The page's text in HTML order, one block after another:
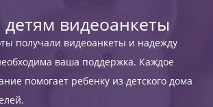
видеоанкеты
получали видеоанкеты и надежду
ваша поддержка. Каждое
помогает ребенку из детского дома